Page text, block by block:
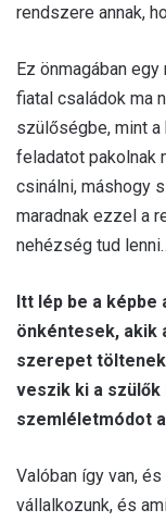
rendszere annak,
Ez önmagában
fiatal családok ma
szülőségbe, mint a
feladatot pakolnak
csinálni, máshogy
maradnak ezzel a
nehézség tud
Itt lép be a képbe
önkéntesek, akik
szerepet
veszik ki a
szemléletmódot
Valóban így van,
vállalkozunk, és